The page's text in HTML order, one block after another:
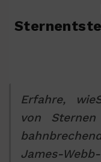
Erfahre,
von
James-